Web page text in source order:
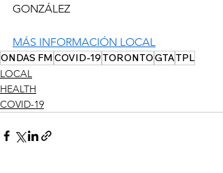
GONZÁLEZ
MÁS INFORMACIÓN LOCAL
ONDAS FMCOVID-19TORONTOGTATPL
LOCAL
HEALTH
COVID-19